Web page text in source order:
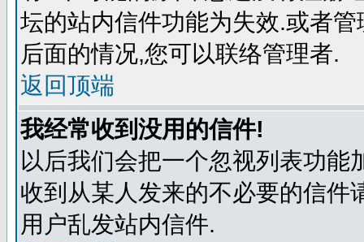
坛的站内信件功能为失效.或者
后面的情况,您可以联络管理者.
返回顶端
我经常收到没用的信件!
以后我们会把一个忽视列表功
收到从某人发来的不必要的信件
用户乱发站内信件.